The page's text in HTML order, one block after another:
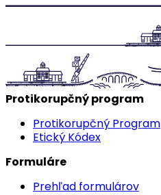
Protikorupčný program
Protikorupčný Program
Etický Kódex
Formuláre
Prehľad formulárov